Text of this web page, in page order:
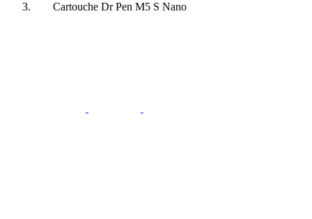
Cartouche Dr Pen M5 S Nano